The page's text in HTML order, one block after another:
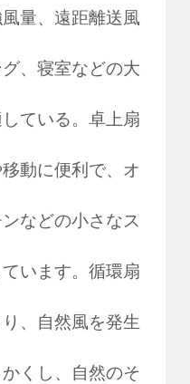
量、遠距離送風
、寝室などの大
ている。卓上扇
動に便利で、オ
などの小さなス
います。循環扇
、自然風を発生
くし、自然のそ